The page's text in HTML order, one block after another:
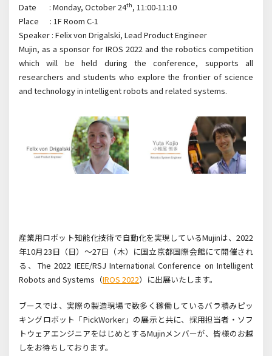
Date : Monday, October 24th, 11:00-11:10
Place : 1F Room C-1
Speaker : Felix von Drigalski, Lead Product Engineer
Mujin, as a sponsor for IROS 2022 and the robotics competition
which will be held during the conference, supports all
researchers and students who explore the frontier of science
and technology in intelligent robots and related systems.
産業用ロボット知能化技術で自動化を実現しているMujinは、2022
年10月23日（日）～27日（木）に国立京都国際会館にて開催され
る、The 2022 IEEE/RSJ International Conference on Intelligent
Robots and Systems（IROS 2022）に出展いたします。
ブースでは、実際の製造現場で数多く稼働しているバラ積みピッ
キングロボット「PickWorker」の展示と共に、採用担当者・ソフ
トウェアエンジニアをはじめとするMujinメンバーが、皆様のお越
しをお待ちしております。